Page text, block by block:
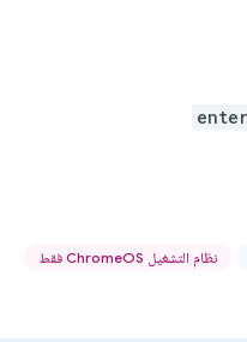
نظام التشغيل ChromeOS فقط